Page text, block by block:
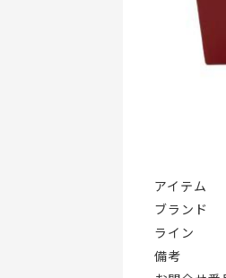
アイテム
ブランド
ライン
備考